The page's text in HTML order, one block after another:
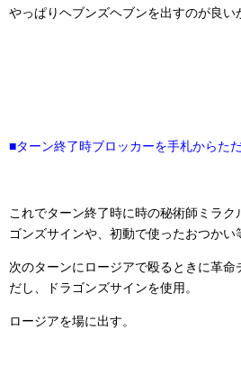
やっぱりヘブンズヘブンを出すのが良い
■ターン終了時ブロッカーを手札からただ
これでターン終了時に時の秘術師ミラク
ゴンズサインや、初動で使ったおつかい
次のターンにロージアで殴るときに革
だし、ドラゴンズサインを使用。
ロージアを場に出す。